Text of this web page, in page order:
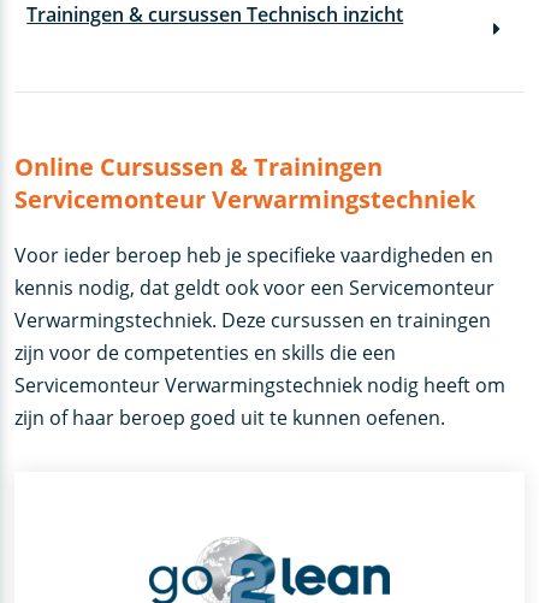
Trainingen & cursussen Technisch inzicht
Online Cursussen & Trainingen
Servicemonteur Verwarmingstechniek
Voor ieder beroep heb je specifieke vaardigheden en
kennis nodig, dat geldt ook voor een Servicemonteur
Verwarmingstechniek. Deze cursussen en trainingen
zijn voor de competenties en skills die een
Servicemonteur Verwarmingstechniek nodig heeft om
zijn of haar beroep goed uit te kunnen oefenen.